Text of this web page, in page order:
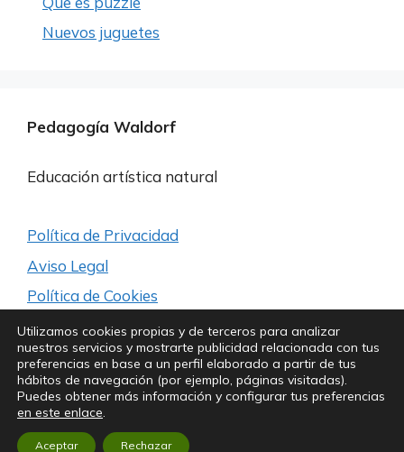
Nuevos juguetes
Pedagogía Waldorf
Educación artística natural
Política de Privacidad
Aviso Legal
Política de Cookies
Síguenos para estar a la última
Copyright© Kubik Experience
Utilizamos cookies propias y de terceros para analizar
nuestros servicios y mostrarte publicidad relacionada con tus
preferencias en base a un perfil elaborado a partir de tus
hábitos de navegación (por ejemplo, páginas visitadas).
Puedes obtener más información y configurar tus preferencias
en este enlace.
Aceptar Rechazar